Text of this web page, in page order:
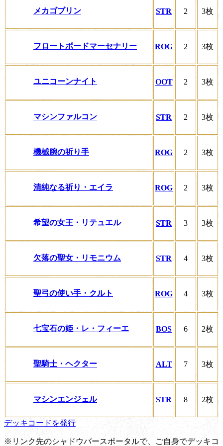
メカゴブリン STR 2 3枚
フロートボードマーセナリー ROG 2 3枚
ユニコーンナイト OOT 2 3枚
マシンファルコン STR 2 3枚
機械腕の祈り手 ROG 2 3枚
清純なる祈り・エイラ ROG 2 3枚
希望の女王・リテュエル STR 3 3枚
欠落の聖女・リモニウム STR 4 3枚
聖弓の使い手・クルト ROG 4 3枚
七宝石の姫・レ・フィーエ BOS 6 2枚
聖騎士・ヘクター ALT 7 3枚
マシンエンジェル STR 8 2枚
デッキコードを発行
※リンク先のシャドウバースポータルで、ご自身でデッキコ